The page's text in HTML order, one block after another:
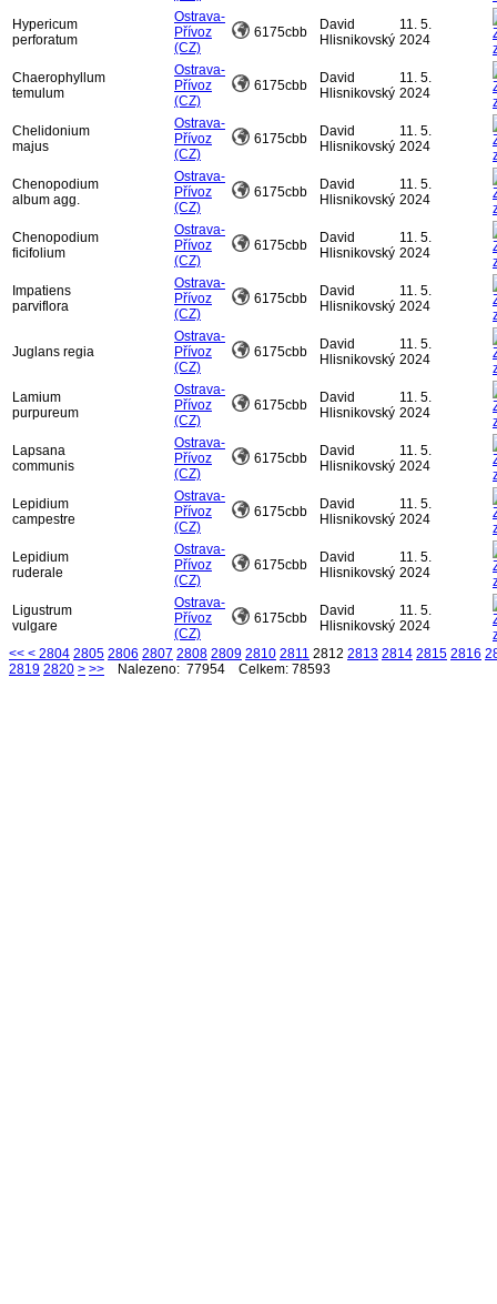
Hypericum
perforatum
Ostrava-
Přívoz
(CZ)
6175cbb
David
Hlisnikovský
11. 5.
2024
Chaerophyllum
temulum
Ostrava-
Přívoz
(CZ)
6175cbb
David
Hlisnikovský
11. 5.
2024
Chelidonium
majus
Ostrava-
Přívoz
(CZ)
6175cbb
David
Hlisnikovský
11. 5.
2024
Chenopodium
album agg.
Ostrava-
Přívoz
(CZ)
6175cbb
David
Hlisnikovský
11. 5.
2024
Chenopodium
ficifolium
Ostrava-
Přívoz
(CZ)
6175cbb
David
Hlisnikovský
11. 5.
2024
Impatiens
parviflora
Ostrava-
Přívoz
(CZ)
6175cbb
David
Hlisnikovský
11. 5.
2024
Juglans regia
Ostrava-
Přívoz
(CZ)
6175cbb
David
Hlisnikovský
11. 5.
2024
Lamium
purpureum
Ostrava-
Přívoz
(CZ)
6175cbb
David
Hlisnikovský
11. 5.
2024
Lapsana
communis
Ostrava-
Přívoz
(CZ)
6175cbb
David
Hlisnikovský
11. 5.
2024
Lepidium
campestre
Ostrava-
Přívoz
(CZ)
6175cbb
David
Hlisnikovský
11. 5.
2024
Lepidium
ruderale
Ostrava-
Přívoz
(CZ)
6175cbb
David
Hlisnikovský
11. 5.
2024
Ligustrum
vulgare
Ostrava-
Přívoz
(CZ)
6175cbb
David
Hlisnikovský
11. 5.
2024
<< < 2804 2805 2806 2807 2808 2809 2810 2811 2812 2813 2814 2815 2816
2819 2820 > >> Nalezeno: 77954 Celkem: 78593